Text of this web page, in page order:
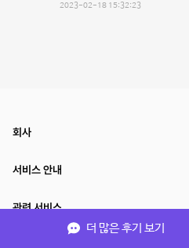
2023-02-18 15:32:23
더 많은 후기 보기
회사
서비스 안내
관련 서비스